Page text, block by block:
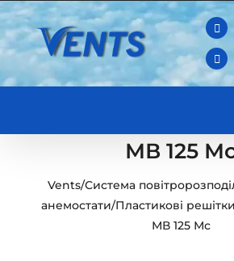
Skip
to
content
МВ 125
Vents/Система
анемостати/Пластикові решітки
МВ 125 Мс